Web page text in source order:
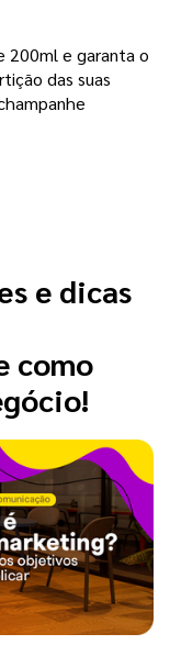
200ml e garanta o
das suas
e dicas
como